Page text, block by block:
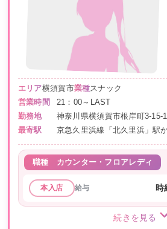
エリア横須賀市業種スナック
営業時間
21：00～LAST
勤務地
神奈川県横須賀市根岸町3-
最寄駅
京急久里浜線「北久里浜」駅
職種 カウンター・フロアレディ
本入店 給与 時
続きを見る